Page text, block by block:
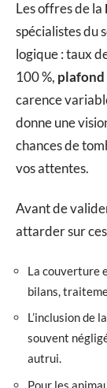
Les offres de la
spécialistes du
logique : taux
100 %, plafond
carence
donne une
chances de
vos attentes.
Avant de
attarder sur
La couverture
bilans,
L’inclusion de la
souvent
autrui.
Pour les